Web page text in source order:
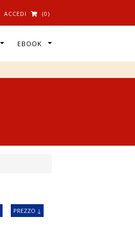
ACCEDI (0)
EBOOK
PREZZO ↓